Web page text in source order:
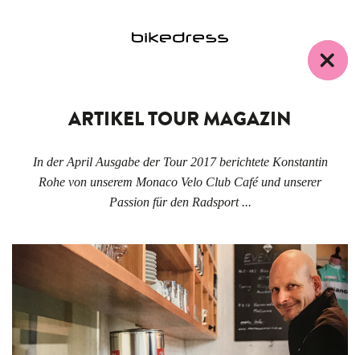
ARTIKEL TOUR MAGAZIN
In der April Ausgabe der Tour 2017 berichtete Konstantin
Rohe von unserem Monaco Velo Club Café und unserer
Passion für den Radsport ...